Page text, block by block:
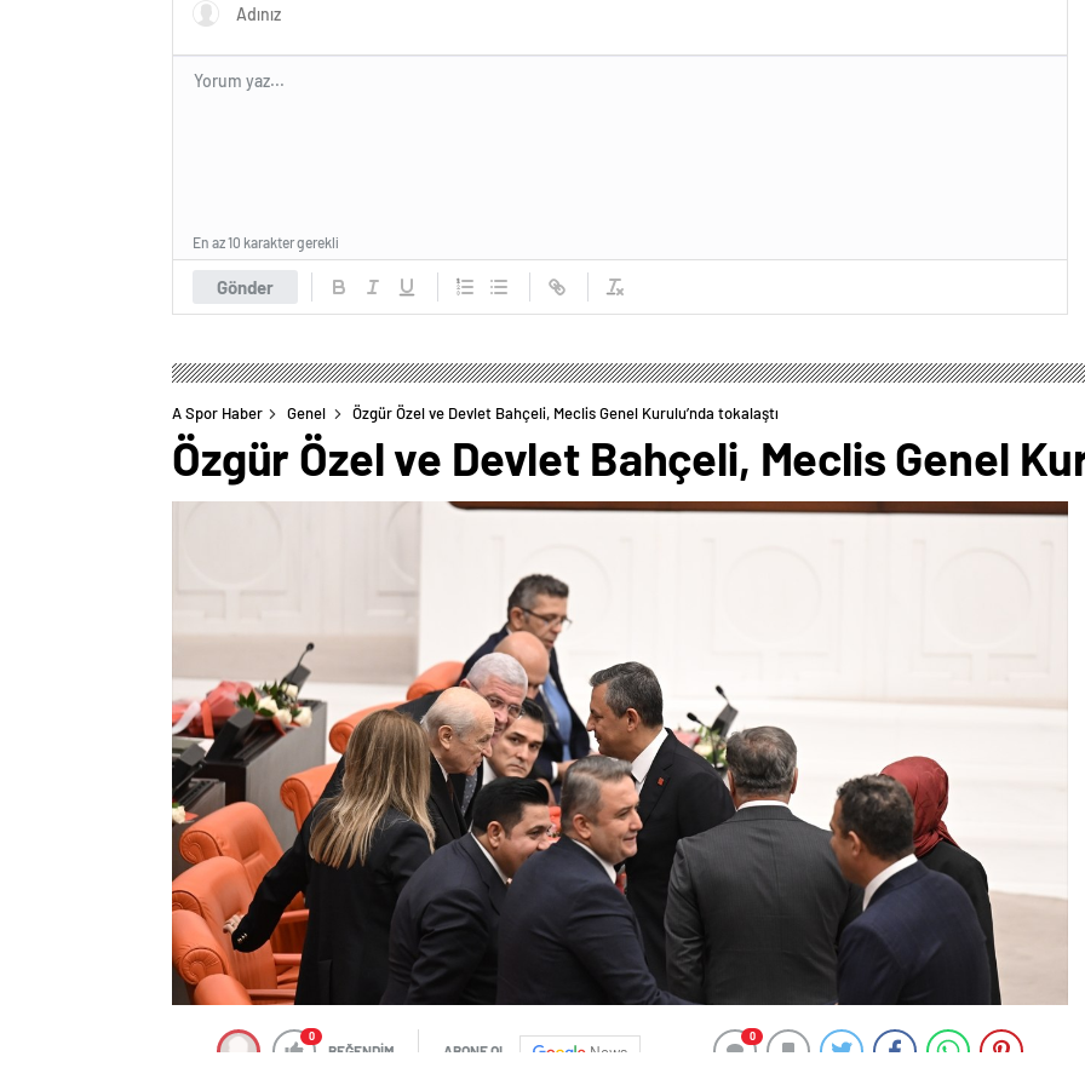
Gönder
En az 10 karakter gerekli
A Spor Haber Genel Özgür Özel ve Devlet Bahçeli, Meclis Genel Kurulu’nda tokalaştı
Özgür Özel ve Devlet Bahçeli, Meclis Genel
0
BEĞENDİM ABONE OL News
0